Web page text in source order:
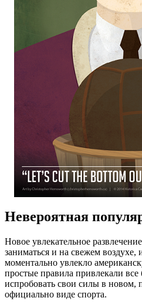
Невероятная
Новое увлекательное
заниматься и на свежем
моментально увлекло
простые правила привлекали
испробовать свои силы в новом,
официально виде спорта.